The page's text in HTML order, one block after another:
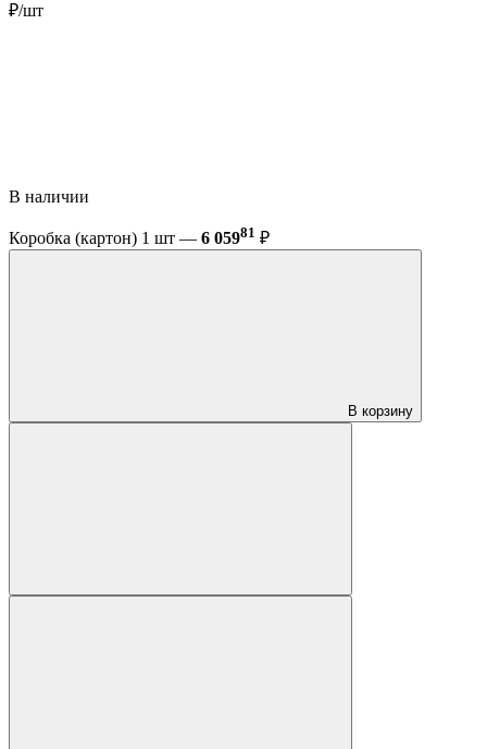
₽/шт
В наличии
Коробка (картон) 1 шт — 6 05981 ₽
В корзину